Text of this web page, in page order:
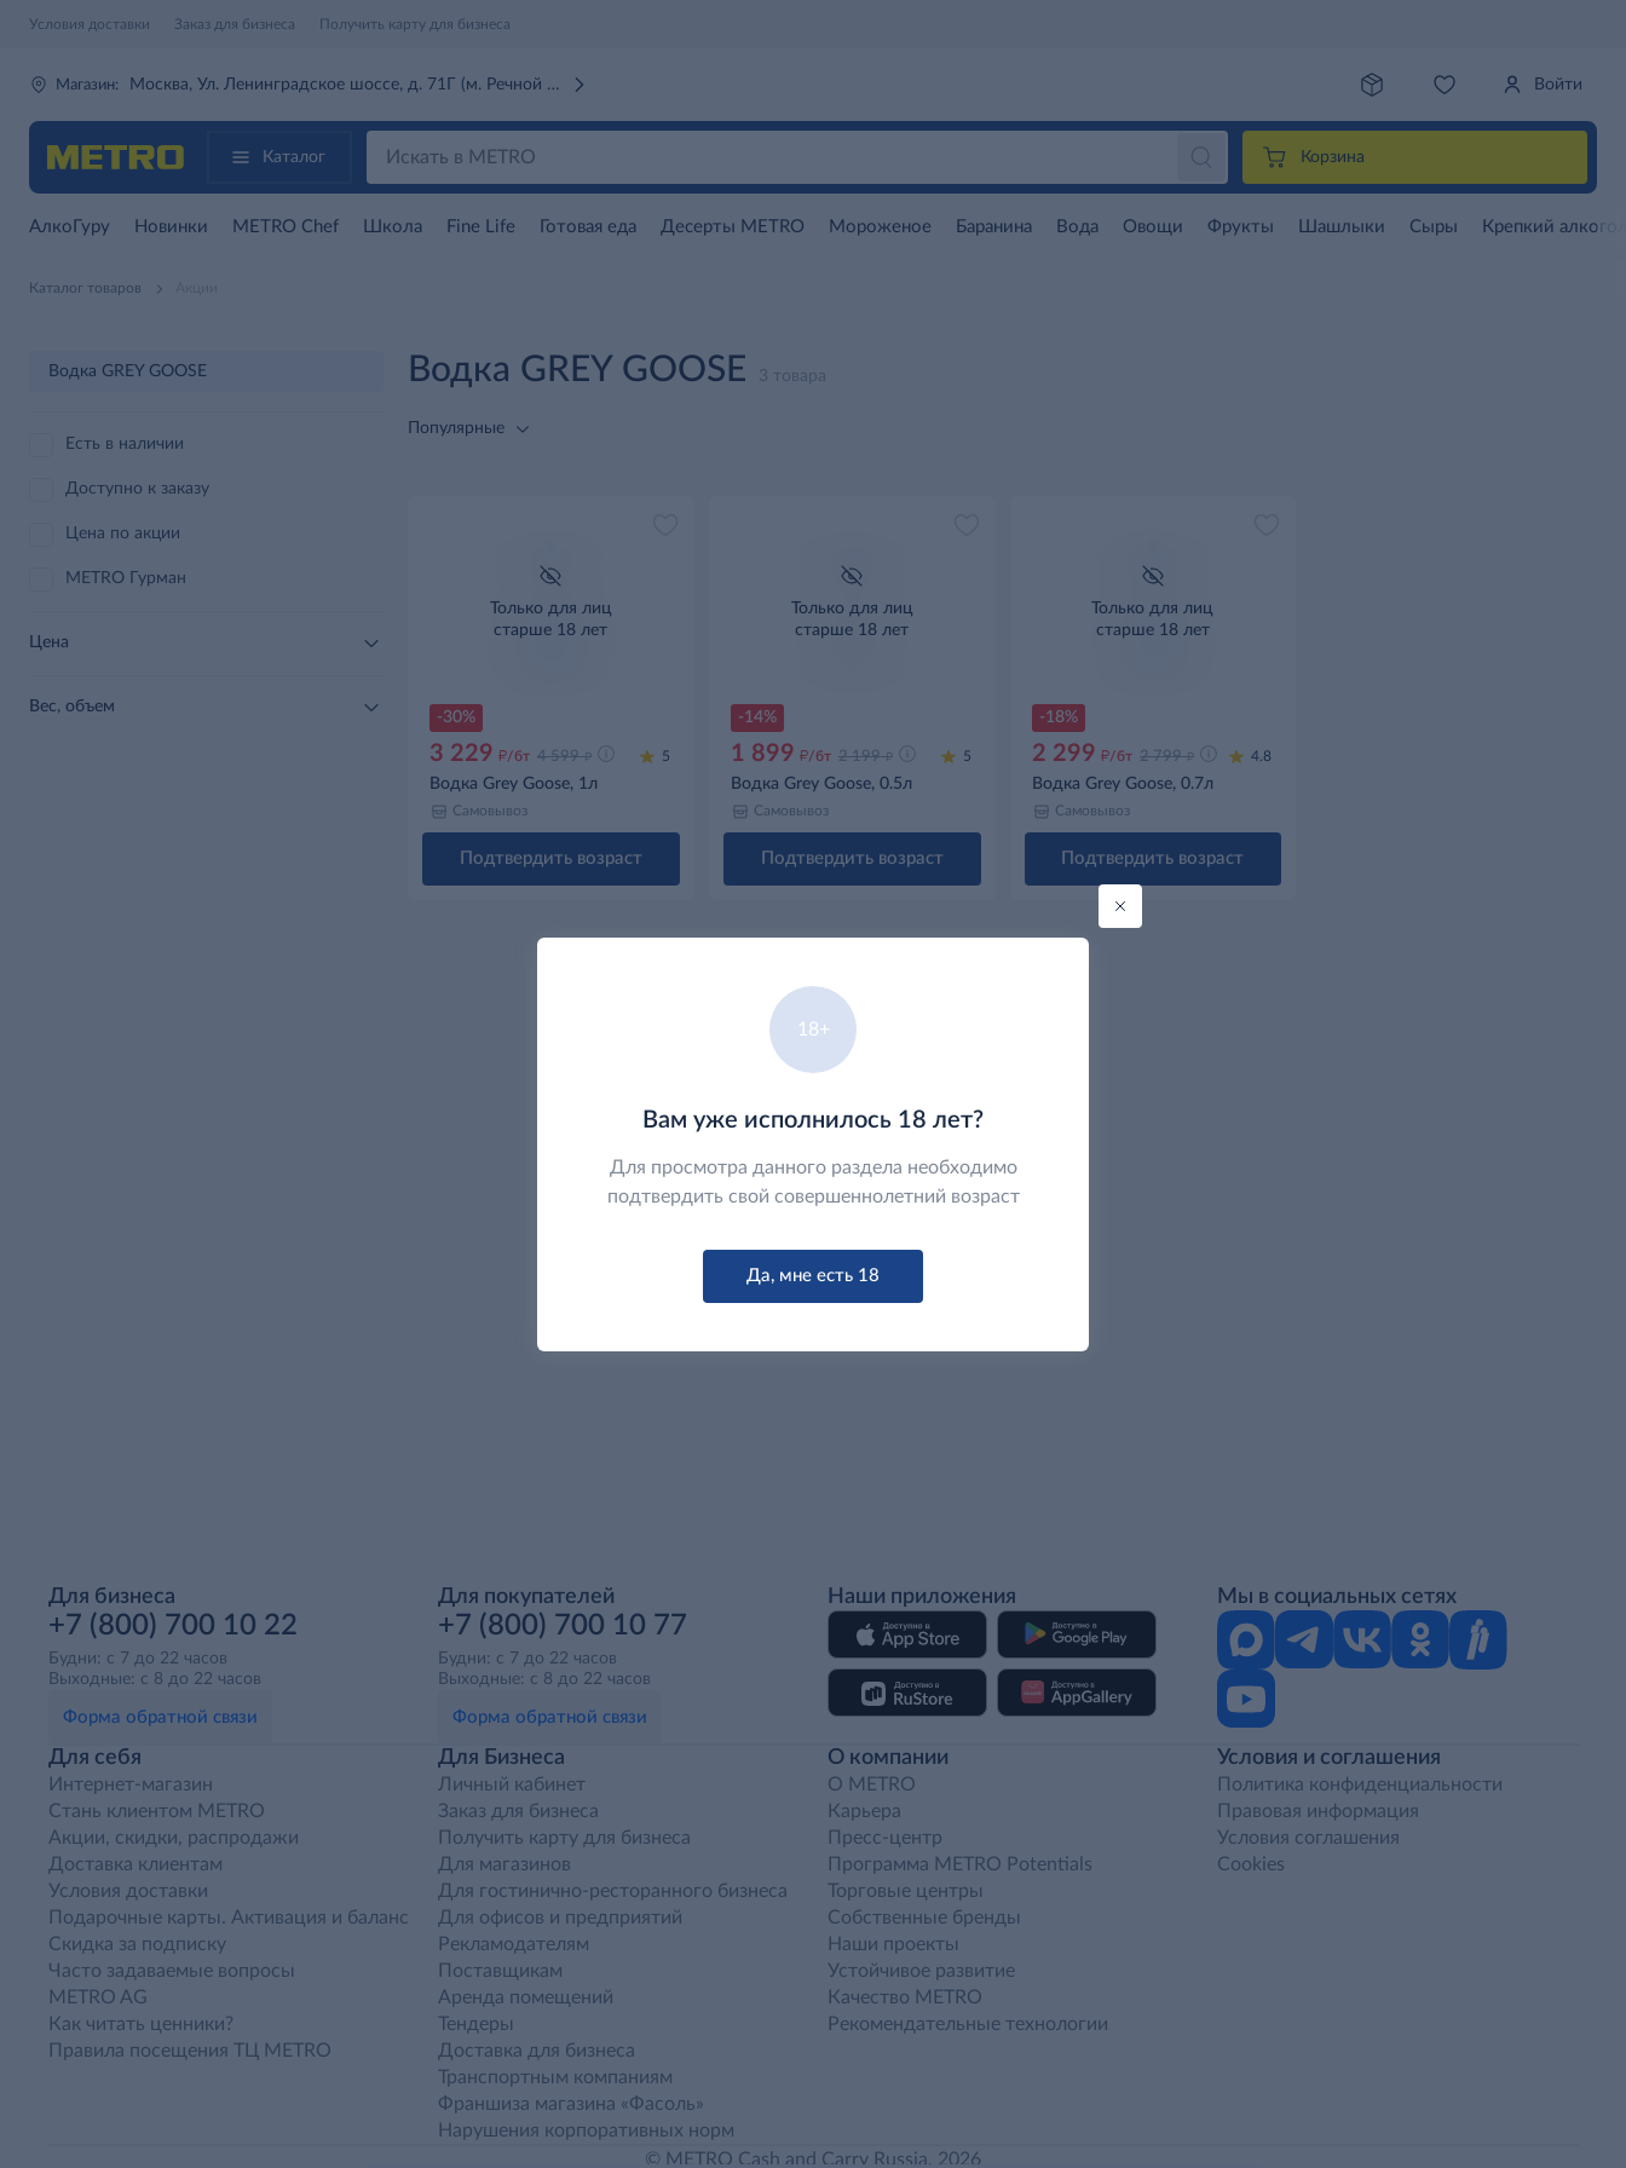
Условия доставки Заказ для бизнеса Получить карту для бизнеса
Магазин: Москва, Ул. Ленинградское шоссе, д. 71Г (м. Речной вокзал) Войти
Каталог Корзина
АлкоГуру Новинки METRO Chef Школа Fine Life Готовая еда Десерты METRO Мороженое Баранина Вода Овощи Фрукты Шашлыки Сыры Крепкий
Каталог товаров
Водка GREY GOOSE
Есть в наличии
Доступно к заказу
Цена по акции
METRO Гурман
Цена
Вес, объем
Водка GREY GOOSE 3 товара
Популярные
-30%
Только для лиц
старше 18 лет
3 229 д/бт 4 599 д 5
Водка Grey Goose, 1л
Самовывоз
Подтвердить возраст
-14%
Только для лиц
старше 18 лет
1 899 д/бт 2 199 д 5
Водка Grey Goose, 0.5л
Самовывоз
Подтвердить возраст
-18%
Только для лиц
старше 18 лет
2 299 д/бт 2 799 д 4.8
Водка Grey Goose, 0.7л
Самовывоз
Подтвердить возраст
Для бизнеса
+7 (800) 700 10 22
Будни: с 7 до 22 часов
Выходные: с 8 до 22 часов
Форма обратной связи
Для покупателей
+7 (800) 700 10 77
Будни: с 7 до 22 часов
Выходные: с 8 до 22 часов
Форма обратной связи
Наши приложения Мы в социальных сетях
Для себя
Интернет-магазин
Стань клиентом METRO
Акции, скидки, распродажи
Доставка клиентам
Условия доставки
Подарочные карты. Активация и баланс
Скидка за подписку
Часто задаваемые вопросы
METRO AG
Как читать ценники?
Правила посещения ТЦ METRO
Для Бизнеса
Личный кабинет
Заказ для бизнеса
Получить карту для бизнеса
Для магазинов
Для гостинично-ресторанного бизнеса
Для офисов и предприятий
Рекламодателям
Поставщикам
Аренда помещений
Тендеры
Доставка для бизнеса
Транспортным компаниям
Франшиза магазина «Фасоль»
Нарушения корпоративных норм
О компании
O METRO
Карьера
Пресс-центр
Программа METRO Potentials
Торговые центры
Собственные бренды
Наши проекты
Устойчивое развитие
Качество METRO
Рекомендательные технологии
Условия и соглашения
Политика конфиденциальности
Правовая информация
Условия соглашения
Cookies
© METRO Cash and Carry Russia, 2026
18+
Вам уже исполнилось 18 лет?
Для просмотра данного раздела необходимо
подтвердить свой совершеннолетний возраст
Да, мне есть 18